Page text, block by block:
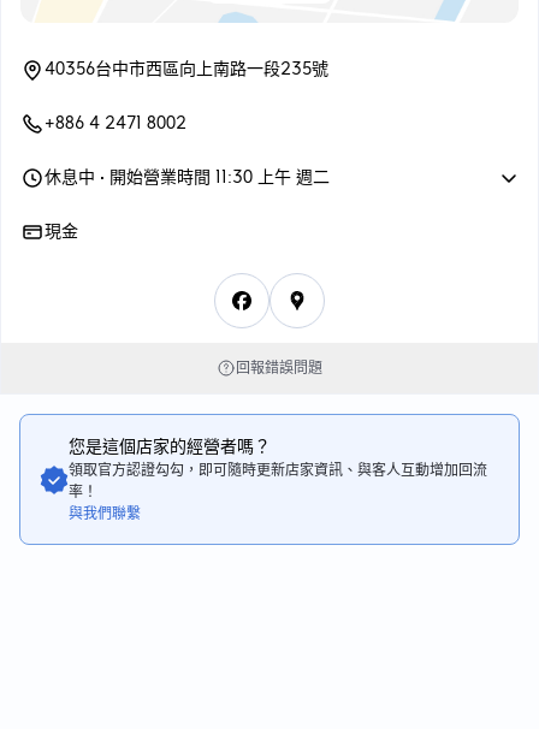
40356台中市西區向上南路一段235號
+886 4 2471 8002
休息中 • 開始營業時間 11:30 上午 週二
現金
回報錯誤問題
您是這個店家的經營者嗎？
領取官方認證勾勾，即可隨時更新店家資訊、與客人互動增加回流
率！
與我們聯繫